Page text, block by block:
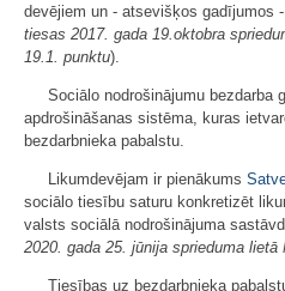
devējiem un - atsevišķos gadījumos
tiesas 2017. gada 19.oktobra
19.1. punktu).
Sociālo nodrošinājumu bezdarba
apdrošināšanas sistēma, kuras
bezdarbnieka pabalstu.
Likumdevējam ir pienākums
sociālo tiesību saturu konkretizēt
valsts sociālā nodrošinājuma
2020. gada 25. jūnija sprieduma lietā
Tiesības uz bezdarbnieka